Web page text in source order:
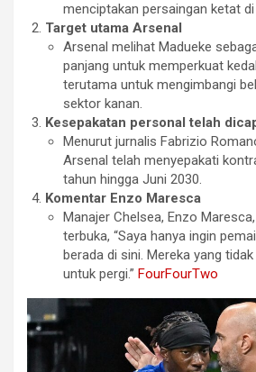
menciptakan persaingan ketat
Target utama Arsenal
Arsenal melihat Madueke
panjang untuk memperkuat
terutama untuk mengimbangi
sektor kanan.
Kesepakatan personal telah
Menurut jurnalis Fabrizio
Arsenal telah menyepakati
tahun hingga Juni 2030.
Komentar Enzo Maresca
Manajer Chelsea, Enzo
terbuka, “Saya hanya ingin
berada di sini. Mereka yang
untuk pergi.” FourFourTwo